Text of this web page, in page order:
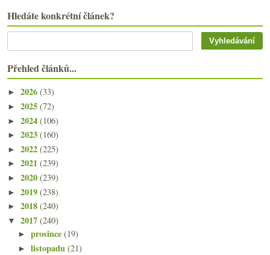
Hledáte konkrétní článek?
Přehled článků...
► 2026 (33)
► 2025 (72)
► 2024 (106)
► 2023 (160)
► 2022 (225)
► 2021 (239)
► 2020 (239)
► 2019 (238)
► 2018 (240)
▼ 2017 (240)
►prosince(19)
►listopadu(21)